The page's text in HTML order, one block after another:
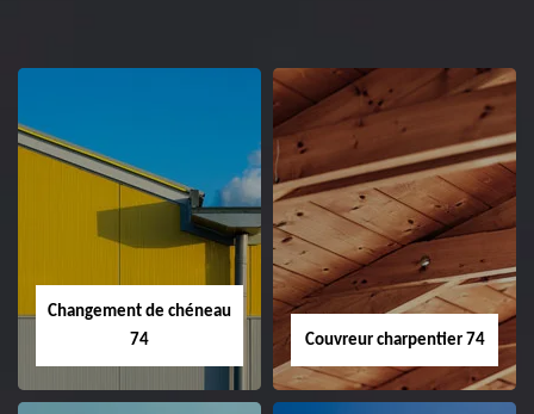
Changement de chéneau
74
Couvreur charpentier 74